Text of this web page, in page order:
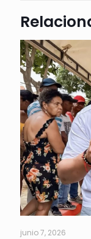
junio 7, 2026